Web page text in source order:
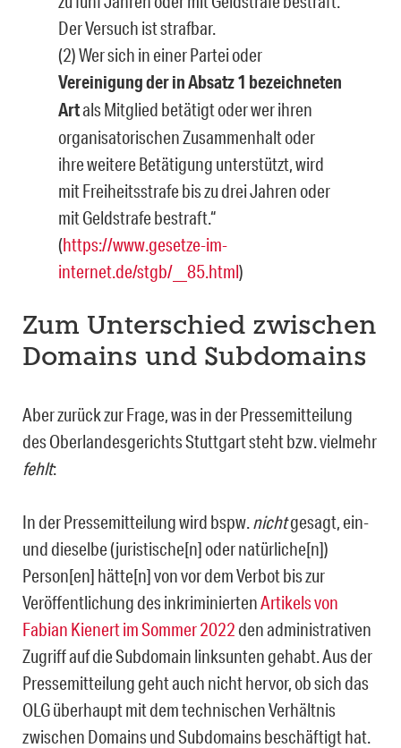
Der Versuch ist strafbar.
(2) Wer sich in einer Partei oder
Vereinigung der in Absatz 1 bezeichneten
Artals Mitglied betätigt oder wer ihren
organisatorischen Zusammenhalt oder
ihre weitere Betätigung unterstützt, wird
mit Freiheitsstrafe bis zu drei Jahren oder
mit Geldstrafe bestraft.“
(https://www.gesetze-im-
internet.de/stgb/__85.html)
Zum Unterschied zwischen
Domains und Subdomains
Aber zurück zur Frage, was in der Pressemitteilung
des Oberlandesgerichts Stuttgart steht bzw. vielmehr
fehlt:
In der Pressemitteilung wird bspw.nichtgesagt, ein-
und dieselbe (juristische[n] oder na­türliche[n])
Person[en] hätte[n] von vor dem Verbot bis zur
Veröffentlichung des inkrimi­niertenArtikels von
Fabian Kienert im Sommer 2022den administrativen
Zugriff auf die Subdomain linksunten gehabt. Aus der
Pressemitteilung geht auch nicht hervor, ob sich das
OLG überhaupt mit dem technischen Verhältnis
zwischen Domains und Subdomains beschäftigt hat.